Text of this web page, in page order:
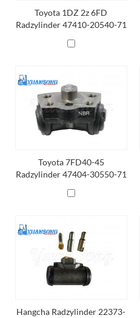
Toyota 1DZ 2z 6FD
Radzylinder 47410-20540-71
Toyota 7FD40-45
Radzylinder 47404-30550-71
Hangcha Radzylinder 22373-